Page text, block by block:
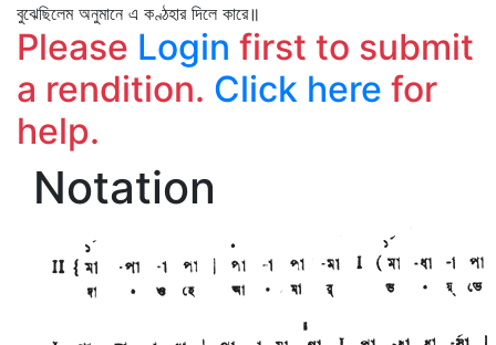
বুঝেছিলেম অনুমানে এ কণ্ঠহার দিলে কারে॥
Please Login first to submit
a rendition. Click here for
help.
Notation